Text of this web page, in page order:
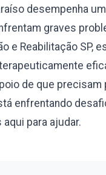
desempenha
graves
e Reabilitação SP,
de que
enfrentando
para ajudar.